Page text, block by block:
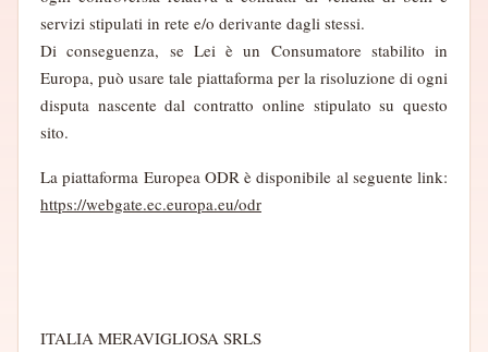
servizi stipulati in rete e/o derivante dagli stessi.
Di conseguenza, se Lei è un Consumatore stabilito in
Europa, può usare tale piattaforma per la risoluzione di ogni
disputa nascente dal contratto online stipulato su questo
sito.
La piattaforma Europea ODR è disponibile al seguente link:
https://webgate.ec.europa.eu/odr
ITALIA MERAVIGLIOSA SRLS